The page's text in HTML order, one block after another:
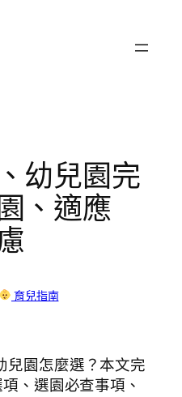
幼兒園完
、適應
育兒指南
兒園怎麼選？本文完
、選園必查事項、